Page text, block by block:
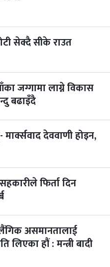
सेक्दै सीके राउत
जग्गामा लाग्ने विकास
बढाइँदै
मार्क्सवाद देववाणी होइन,
फिर्ता दिन
असमानतालाई
लिएका हौं : मन्त्री बादी